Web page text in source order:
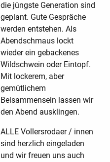
die jüngste Generation sind
geplant. Gute Gespräche
werden entstehen. Als
Abendschmaus lockt
wieder ein gebackenes
Wildschwein oder Eintopf.
Mit lockerem, aber
gemütlichem
Beisammensein lassen wir
den Abend ausklingen.
ALLE Vollersrodaer / innen
sind herzlich eingeladen
und wir freuen uns auch